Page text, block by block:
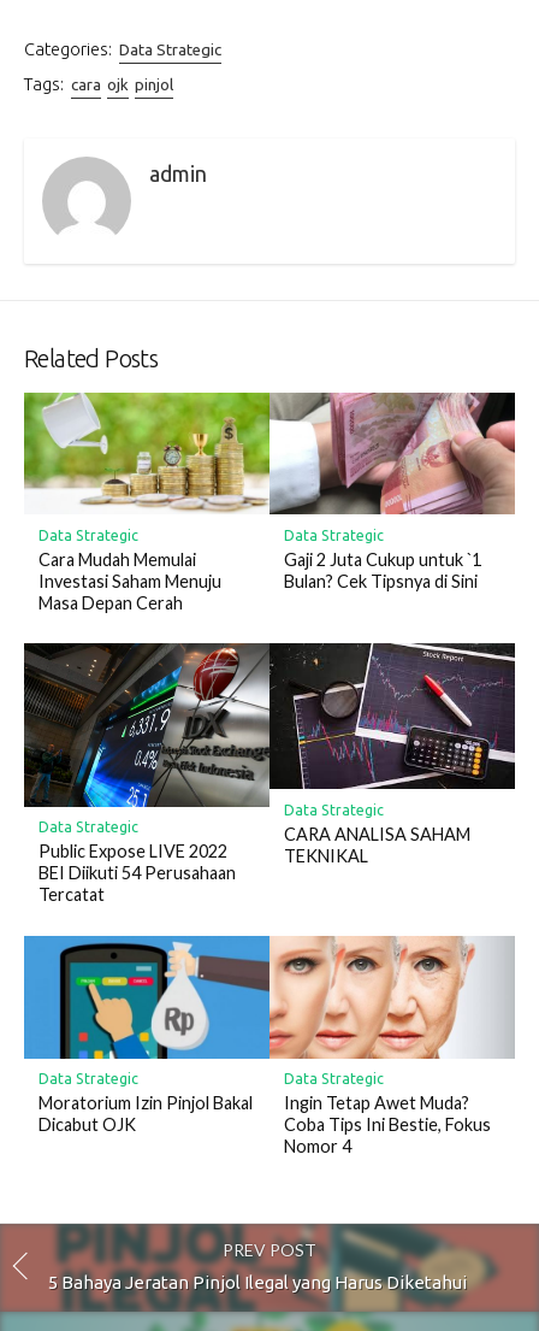
Categories: Data Strategic
Tags: cara ojk pinjol
admin
Related Posts
Data Strategic
Cara Mudah Memulai
Investasi Saham Menuju
Masa Depan Cerah
Data Strategic
Gaji 2 Juta Cukup untuk `1
Bulan? Cek Tipsnya di Sini
Data Strategic
Public Expose LIVE 2022
BEI Diikuti 54 Perusahaan
Tercatat
Data Strategic
CARA ANALISA SAHAM
TEKNIKAL
Data Strategic
Moratorium Izin Pinjol Bakal
Dicabut OJK
Data Strategic
Ingin Tetap Awet Muda?
Coba Tips Ini Bestie, Fokus
Nomor 4
PREV POST
5 Bahaya Jeratan Pinjol Ilegal yang Harus Diketahui